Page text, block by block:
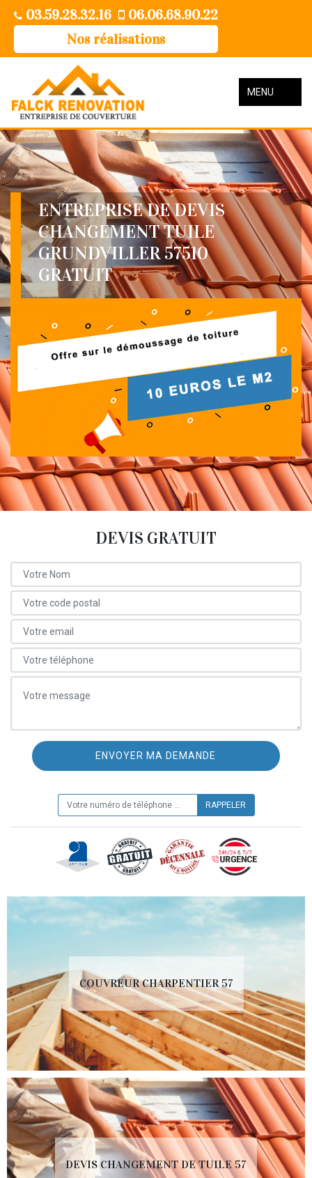
03.59.28.32.16
06.06.68.90.22
Nos réalisations
MENU
ENTREPRISE DE DEVIS
CHANGEMENT TUILE
GRUNDVILLER 57510
GRATUIT
DEVIS GRATUIT
COUVREUR CHARPENTIER 57
DEVIS CHANGEMENT DE TUILE 57